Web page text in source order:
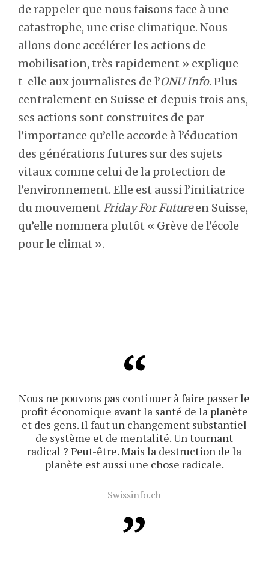
de rappeler que nous faisons face à une
catastrophe, une crise climatique. Nous
allons donc accélérer les actions de
mobilisation, très rapidement » explique-
t-elle aux journalistes de l’ONU Info. Plus
centralement en Suisse et depuis trois ans,
ses actions sont construites de par
l’importance qu’elle accorde à l’éducation
des générations futures sur des sujets
vitaux comme celui de la protection de
l’environnement. Elle est aussi l’initiatrice
du mouvement Friday For Futureen Suisse,
qu’elle nommera plutôt « Grève de l’école
pour le climat ».
Nous ne pouvons pas continuer à faire passer le
profit économique avant la santé de la planète
et des gens. Il faut un changement substantiel
de système et de mentalité. Un tournant
radical ? Peut-être. Mais la destruction de la
planète est aussi une chose radicale.
Swissinfo.ch